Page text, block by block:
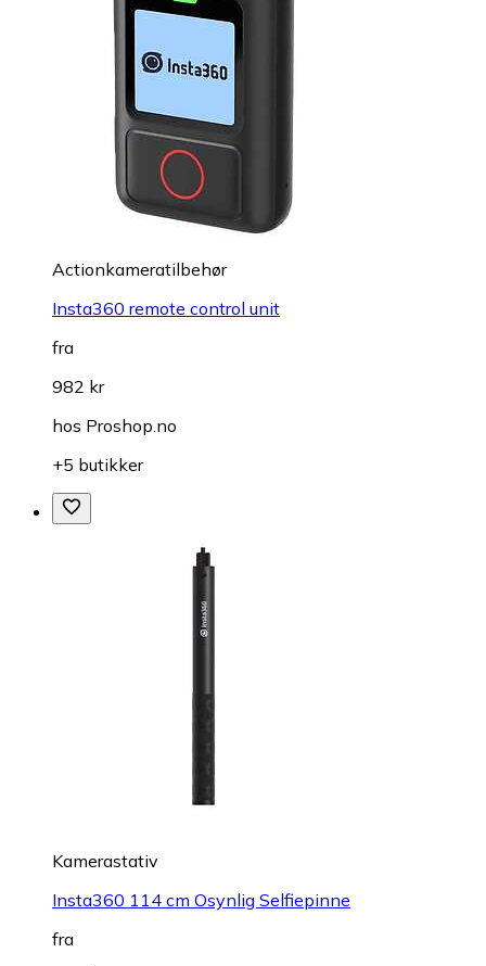
Actionkameratilbehør
Insta360 remote control unit
fra
982 kr
hos Proshop.no
+5 butikker
Kamerastativ
Insta360 114 cm Osynlig Selfiepinne
fra